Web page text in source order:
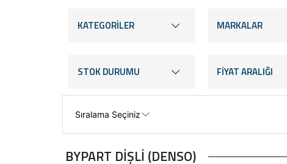
KATEGORİLER MARKALAR
STOK DURUMU FİYAT ARALIĞI
BYPART DİŞLİ (DENSO)